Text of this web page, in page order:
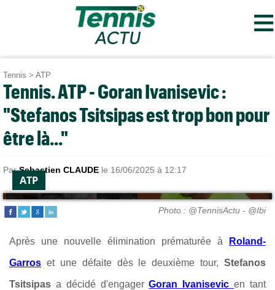
≡
Tennis > ATP
Tennis. ATP - Goran Ivanisevic :
"Stefanos Tsitsipas est trop bon pour
être là..."
ParSebastien CLAUDE le 16/06/2025 à 12:17
ATP
Photo : @TennisActu - @Ibi
Après une nouvelle élimination prématurée à Roland-
Garros et une défaite dès le deuxième tour, Stefanos
Tsitsipas a décidé d'engagerGoran Ivanisevic en tant